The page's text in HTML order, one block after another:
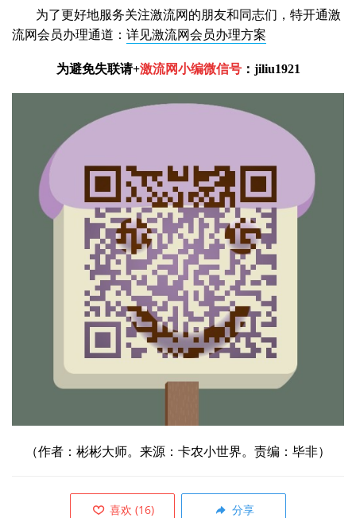
为了更好地服务关注激流网的朋友和同志们，特开通激
流网会员办理通道： 详见激流网会员办理方案
为避免失联请+激流网小编微信号： jiliu1921
（作者：彬彬大师。来源：卡农小世界。责编：毕非）
喜欢 (16) 分享